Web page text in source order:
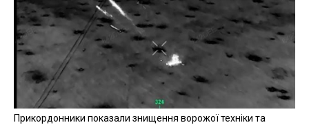
Прикордонники показали знищення ворожої техніки та